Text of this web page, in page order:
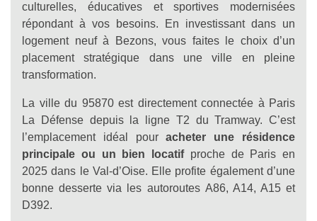
culturelles, éducatives et sportives modernisées
répondant à vos besoins. En investissant dans un
logement neuf à Bezons, vous faites le choix d’un
placement stratégique dans une ville en pleine
transformation.
La ville du 95870 est directement connectée à Paris
La Défense depuis la ligne T2 du Tramway. C’est
l’emplacement idéal pouracheter une résidence
principale ou un bien locatifproche de Paris en
2025 dans le Val-d’Oise. Elle profite également d’une
bonne desserte via les autoroutes A86, A14, A15 et
D392.